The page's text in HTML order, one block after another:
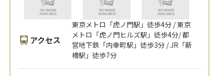
アクセス
東京メトロ「虎ノ門駅」徒歩4分 / 東京
メトロ「虎ノ門ヒルズ駅」徒歩4分/ 都
営地下鉄「内幸町駅」徒歩3分 / JR「新
橋駅」徒歩7分